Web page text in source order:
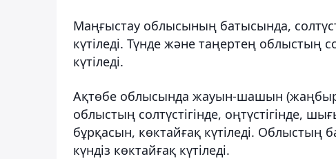
Маңғыстау облысының батысында,
күтіледі. Түнде және таңертең облыстың
күтіледі.
Ақтөбе облысында жауын-шашын (жаңбыр,
облыстың солтүстігінде,
бұрқасын, көктайғақ күтіледі. Облыстың
күндіз көктайғақ күтіледі.